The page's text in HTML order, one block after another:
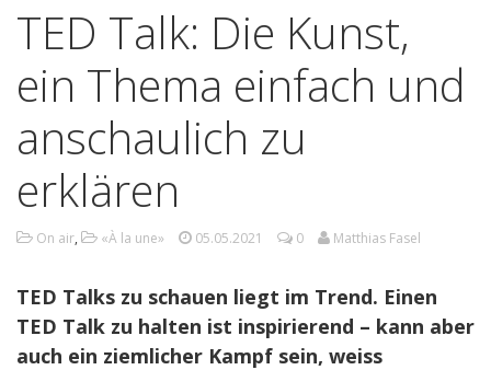
TED Talk: Die Kunst,
ein Thema einfach und
anschaulich zu
erklären
On air, «À la une» 05.05.2021 0 Matthias Fasel
TED Talks zu schauen liegt im Trend. Einen
TED Talk zu halten ist inspirierend – kann aber
auch ein ziemlicher Kampf sein, weiss